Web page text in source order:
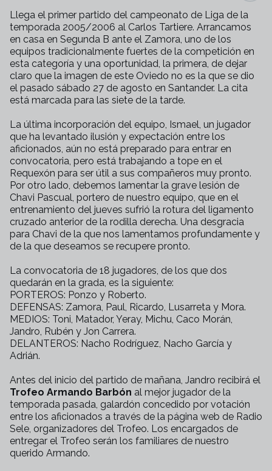
Llega el primer partido del campeonato de Liga de la
temporada 2005/2006 al Carlos Tartiere. Arrancamos
en casa en Segunda B ante el Zamora, uno de los
equipos tradicionalmente fuertes de la competición en
esta categoría y una oportunidad, la primera, de dejar
claro que la imagen de este Oviedo no es la que se dio
el pasado sábado 27 de agosto en Santander. La cita
está marcada para las siete de la tarde.
La última incorporación del equipo, Ismael, un jugador
que ha levantado ilusión y expectación entre los
aficionados, aún no está preparado para entrar en
convocatoria, pero está trabajando a tope en el
Requexón para ser útil a sus compañeros muy pronto.
Por otro lado, debemos lamentar la grave lesión de
Chavi Pascual, portero de nuestro equipo, que en el
entrenamiento del jueves sufrió la rotura del ligamento
cruzado anterior de la rodilla derecha. Una desgracia
para Chavi de la que nos lamentamos profundamente y
de la que deseamos se recupere pronto.
La convocatoria de 18 jugadores, de los que dos
quedarán en la grada, es la siguiente:
PORTEROS: Ponzo y Roberto.
DEFENSAS: Zamora, Paul, Ricardo, Lusarreta y Mora.
MEDIOS: Toni, Matador, Yeray, Michu, Caco Morán,
Jandro, Rubén y Jon Carrera.
DELANTEROS: Nacho Rodríguez, Nacho García y
Adrián.
Antes del inicio del partido de mañana, Jandro recibirá el
Trofeo Armando Barbón al mejor jugador de la
temporada pasada, galardón concedido por votación
entre los aficionados a través de la página web de Radio
Sele, organizadores del Trofeo. Los encargados de
entregar el Trofeo serán los familiares de nuestro
querido Armando.